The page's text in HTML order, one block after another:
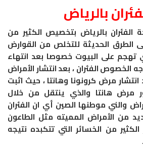
بالرياض
بالرياض بتخصيص الكثير من
الطرق الحديثة للتخلص من القوارض
تهجم على البيوت خصوصا بعد انتهاء
الفئران ، بعد انتشار الأمراض
انتشار مرض كرونونا وهانتا ، حيث اثبت
مرض هانتا والذي ينتقل من خلال
والني موطنها الصين أي ان الفئران
من الأمراض المميته مثل الطاعون
الكثير من الخسائر التي تتكبده نتيجه